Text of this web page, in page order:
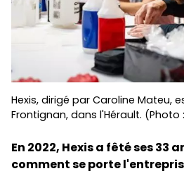
Hexis, dirigé par Caroline Mateu,
Frontignan, dans l'Hérault. (Photo
En 2022, Hexis a fêté ses 33
comment se porte